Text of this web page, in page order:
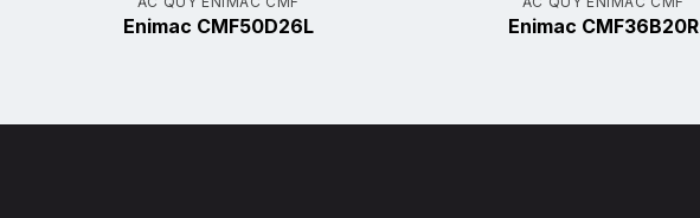
Enimac CMF50D26L Enimac CMF36B20R